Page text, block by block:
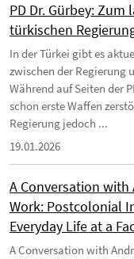
PD Dr. Gürbey:
türkischen
In der Türkei gibt es
zwischen der Regierung
Während auf Seiten der
schon erste Waffen
Regierung jedoch ...
19.01.2026
A Conversation
Work: Postcolonial
Everyday Life at a
A Conversation with